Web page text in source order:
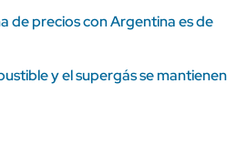
de precios con Argentina es de
y el supergás se mantienen